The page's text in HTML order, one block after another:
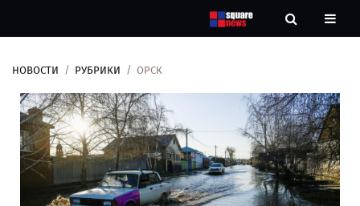
Рубрики
Контакты
НОВОСТИ РУБРИКИ ОРСК